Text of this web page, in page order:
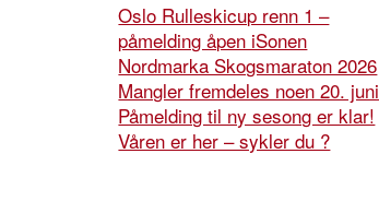
Oslo Rulleskicup renn 1 –
påmelding åpen iSonen
Nordmarka Skogsmaraton 2026
Mangler fremdeles noen 20. juni
Påmelding til ny sesong er klar!
Våren er her – sykler du ?